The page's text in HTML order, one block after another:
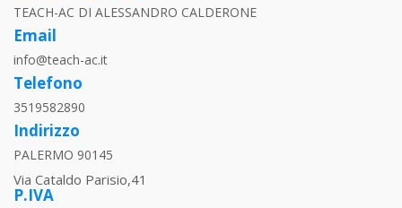
TEACH-AC DI ALESSANDRO CALDERONE
Email
info@teach-ac.it
Telefono
3519582890
Indirizzo
PALERMO 90145
Via Cataldo Parisio,41
P.IVA